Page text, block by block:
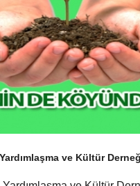
ve Kültür